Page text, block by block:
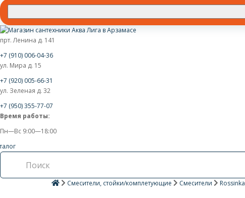
прт. Ленина д. 141
+7 (910) 006-04-36
ул. Мира д. 15
+7 (920) 005-66-31
ул. Зеленая д. 32
+7 (950) 355-77-07
Время работы:
Пн—Вс 9:00—18:00
Смесители, стойки/комплетующие Смесители Rossinka